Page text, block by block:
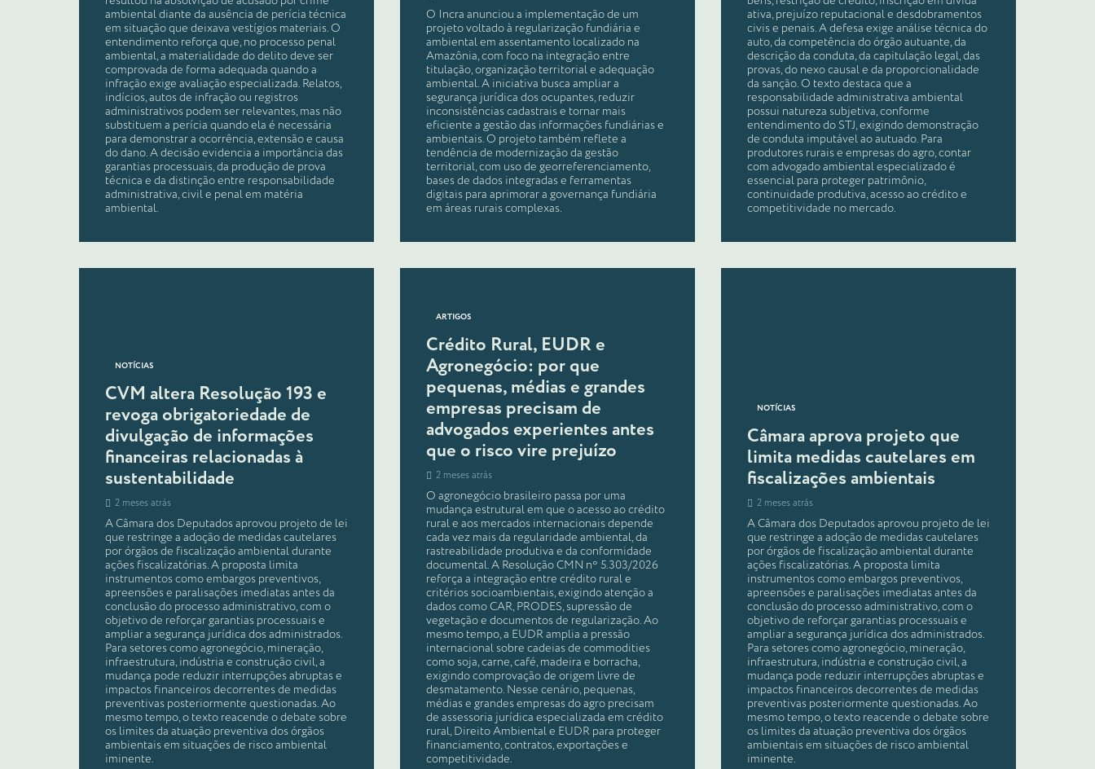
ambiental diante da ausência de perícia técnica
em situação que deixava vestígios materiais. O
entendimento reforça que, no processo penal
ambiental, a materialidade do delito deve ser
comprovada de forma adequada quando a
infração exige avaliação especializada. Relatos,
indícios, autos de infração ou registros
administrativos podem ser relevantes, mas não
substituem a perícia quando ela é necessária
para demonstrar a ocorrência, extensão e causa
do dano. A decisão evidencia a importância das
garantias processuais, da produção de prova
técnica e da distinção entre responsabilidade
administrativa, civil e penal em matéria
ambiental.
O Incra anunciou a implementação de um
projeto voltado à regularização fundiária e
ambiental em assentamento localizado na
Amazônia, com foco na integração entre
titulação, organização territorial e adequação
ambiental. A iniciativa busca ampliar a
segurança jurídica dos ocupantes, reduzir
inconsistências cadastrais e tornar mais
eficiente a gestão das informações fundiárias e
ambientais. O projeto também reflete a
tendência de modernização da gestão
territorial, com uso de georreferenciamento,
bases de dados integradas e ferramentas
digitais para aprimorar a governança fundiária
em áreas rurais complexas.
ativa, prejuízo reputacional e desdobramentos
civis e penais. A defesa exige análise técnica do
auto, da competência do órgão autuante, da
descrição da conduta, da capitulação legal, das
provas, do nexo causal e da proporcionalidade
da sanção. O texto destaca que a
responsabilidade administrativa ambiental
possui natureza subjetiva, conforme
entendimento do STJ, exigindo demonstração
de conduta imputável ao autuado. Para
produtores rurais e empresas do agro, contar
com advogado ambiental especializado é
essencial para proteger patrimônio,
continuidade produtiva, acesso ao crédito e
competitividade no mercado.
NOTÍCIAS
CVM altera Resolução 193 e
revoga obrigatoriedade de
divulgação de informações
financeiras relacionadas à
sustentabilidade
2 meses atrás
A Câmara dos Deputados aprovou projeto de lei
que restringe a adoção de medidas cautelares
por órgãos de fiscalização ambiental durante
ações fiscalizatórias. A proposta limita
instrumentos como embargos preventivos,
apreensões e paralisações imediatas antes da
conclusão do processo administrativo, com o
objetivo de reforçar garantias processuais e
ampliar a segurança jurídica dos administrados.
Para setores como agronegócio, mineração,
infraestrutura, indústria e construção civil, a
mudança pode reduzir interrupções abruptas e
impactos financeiros decorrentes de medidas
preventivas posteriormente questionadas. Ao
mesmo tempo, o texto reacende o debate sobre
os limites da atuação preventiva dos órgãos
ambientais em situações de risco ambiental
iminente.
ARTIGOS
Crédito Rural, EUDR e
Agronegócio: por que
pequenas, médias e grandes
empresas precisam de
advogados experientes antes
que o risco vire prejuízo
2 meses atrás
O agronegócio brasileiro passa por uma
mudança estrutural em que o acesso ao crédito
rural e aos mercados internacionais depende
cada vez mais da regularidade ambiental, da
rastreabilidade produtiva e da conformidade
documental. A Resolução CMN nº 5.303/2026
reforça a integração entre crédito rural e
critérios socioambientais, exigindo atenção a
dados como CAR, PRODES, supressão de
vegetação e documentos de regularização. Ao
mesmo tempo, a EUDR amplia a pressão
internacional sobre cadeias de commodities
como soja, carne, café, madeira e borracha,
exigindo comprovação de origem livre de
desmatamento. Nesse cenário, pequenas,
médias e grandes empresas do agro precisam
de assessoria jurídica especializada em crédito
rural, Direito Ambiental e EUDR para proteger
financiamento, contratos, exportações e
competitividade.
NOTÍCIAS
Câmara aprova projeto que
limita medidas cautelares em
fiscalizações ambientais
2 meses atrás
A Câmara dos Deputados aprovou projeto de lei
que restringe a adoção de medidas cautelares
por órgãos de fiscalização ambiental durante
ações fiscalizatórias. A proposta limita
instrumentos como embargos preventivos,
apreensões e paralisações imediatas antes da
conclusão do processo administrativo, com o
objetivo de reforçar garantias processuais e
ampliar a segurança jurídica dos administrados.
Para setores como agronegócio, mineração,
infraestrutura, indústria e construção civil, a
mudança pode reduzir interrupções abruptas e
impactos financeiros decorrentes de medidas
preventivas posteriormente questionadas. Ao
mesmo tempo, o texto reacende o debate sobre
os limites da atuação preventiva dos órgãos
ambientais em situações de risco ambiental
iminente.